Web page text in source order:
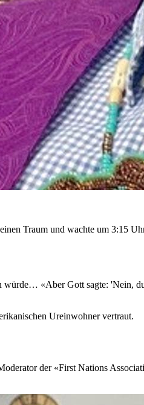
Traum und wachte um 3:15
würde… «Aber Gott sagte: 'Nein,
Ureinwohner vertraut.
der «First Nations